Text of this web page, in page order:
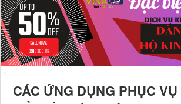
CÁC ỨNG DỤNG PHỤC